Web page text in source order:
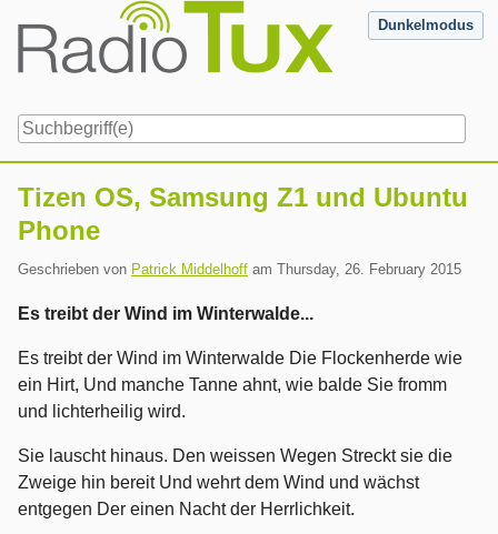
content
Dunkelmodus
Tizen OS, Samsung Z1 und Ubuntu
Phone
Geschrieben von Patrick Middelhoff am Thursday, 26. February 2015
Es treibt der Wind im Winterwalde...
Es treibt der Wind im Winterwalde Die Flockenherde wie
ein Hirt, Und manche Tanne ahnt, wie balde Sie fromm
und lichterheilig wird.
Sie lauscht hinaus. Den weissen Wegen Streckt sie die
Zweige hin bereit Und wehrt dem Wind und wächst
entgegen Der einen Nacht der Herrlichkeit.